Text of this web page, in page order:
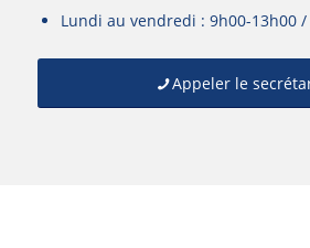
Lundi au vendredi : 9h00-13h00
Appeler le